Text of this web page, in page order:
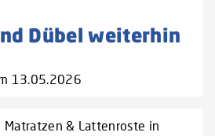
Dübel weiterhin
13.05.2026
Matratzen & Lattenroste in